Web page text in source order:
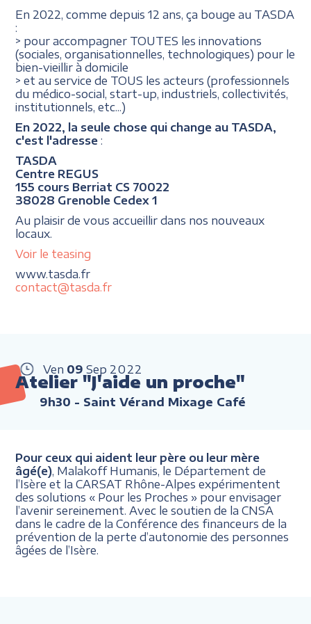
En 2022, comme depuis 12 ans, ça bouge au TASDA
:
> pour accompagner TOUTES les innovations
(sociales, organisationnelles, technologiques) pour le
bien-vieillir à domicile
> et au service de TOUS les acteurs (professionnels
du médico-social, start-up, industriels, collectivités,
institutionnels, etc...)
En 2022, la seule chose qui change au TASDA,
c'est l'adresse:
TASDA
Centre REGUS
155 cours Berriat CS 70022
38028 Grenoble Cedex 1
Au plaisir de vous accueillir dans nos nouveaux
locaux.
Voir le teasing
www.tasda.fr
contact@tasda.fr
Ven 09 Sep 2022
Atelier "J'aide un proche"
9h30 - Saint Vérand Mixage Café
Pour ceux qui aident leur père ou leur mère
âgé(e) , Malakoff Humanis, le Département de
l’Isère et la CARSAT Rhône-Alpes expérimentent
des solutions « Pour les Proches » pour envisager
l’avenir sereinement. Avec le soutien de la CNSA
dans le cadre de la Conférence des financeurs de la
prévention de la perte d’autonomie des personnes
âgées de l’Isère.